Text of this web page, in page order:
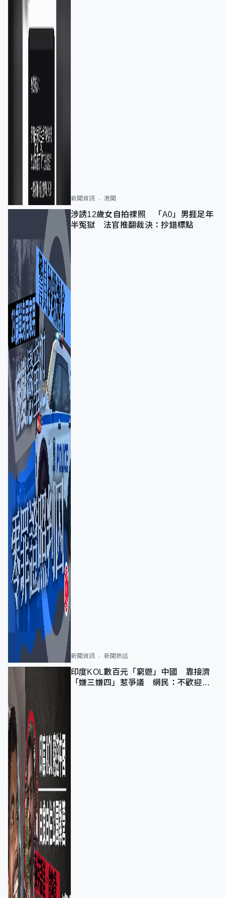
新聞資訊 港聞
涉誘12歲女自拍祼照 「A0」男捱足年
半冤獄 法官推翻裁決：抄錯標點
新聞資訊 新聞熱話
印度KOL數百元「窮遊」中國 靠接濟
「嫌三嫌四」惹爭議 網民：不歡迎劣